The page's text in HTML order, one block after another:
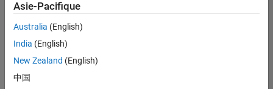
lieu
pour
l’ensemble
des
opportunités
Asie-Pacifique
Australia (English)
India (English)
New Zealand (English)
中国